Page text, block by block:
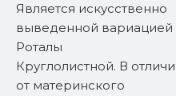
Является искусственно
выведенной вариацией
Роталы
Круглолистной. В отличие
от материнского